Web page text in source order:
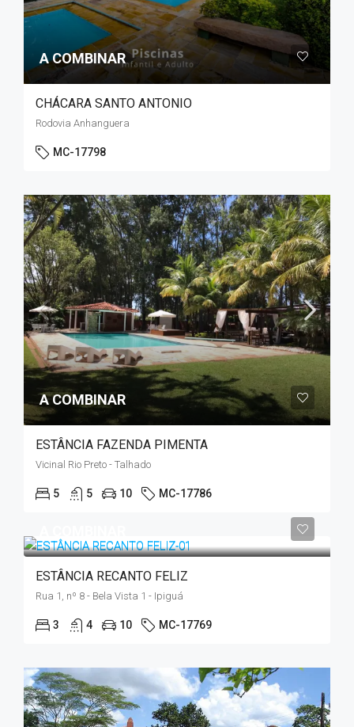
A COMBINAR
CHÁCARA SANTO ANTONIO
Rodovia Anhanguera
MC-17798
A COMBINAR
ESTÂNCIA FAZENDA PIMENTA
Vicinal Rio Preto - Talhado
5 5 10 MC-17786
ESTÂNCIA RECANTO FELIZ
Rua 1, nº 8 - Bela Vista 1 - Ipiguá
3 4 10 MC-17769